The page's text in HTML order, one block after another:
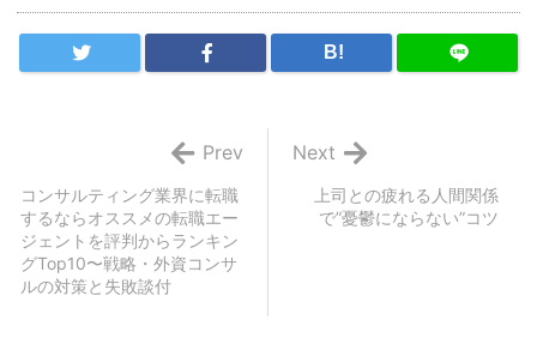
B!
上司との疲れる人間関係
で”憂鬱にならない”コツ
Next
コンサルティング業界に転職
するならオススメの転職エー
ジェントを評判からランキン
グTop10〜戦略・外資コンサ
ルの対策と失敗談付
Prev